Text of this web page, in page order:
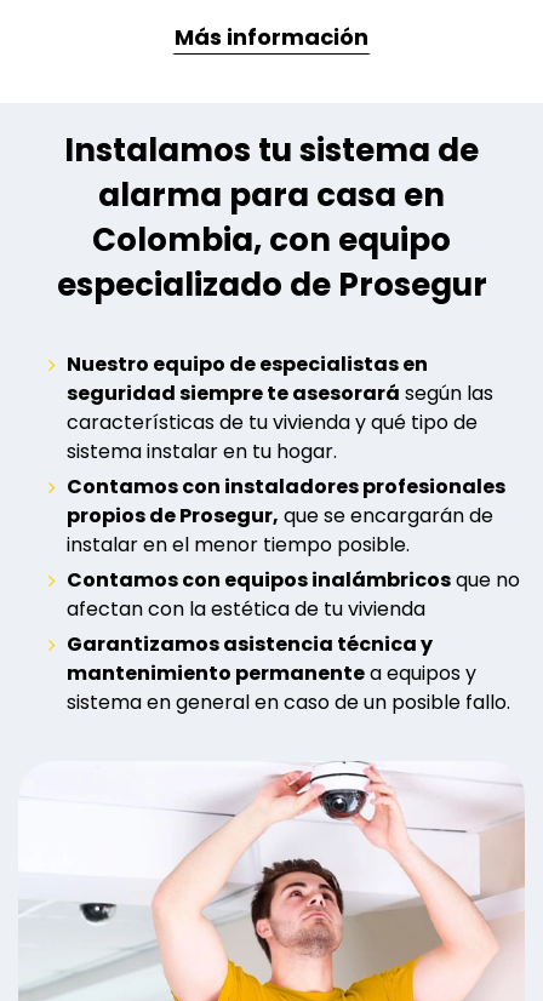
Más información
Instalamos tu sistema de
alarma para casa en
Colombia, con equipo
especializado de Prosegur
Nuestro equipo de especialistas en
seguridad siempre te asesorará según las
características de tu vivienda y qué tipo de
sistema instalar en tu hogar.
Contamos con instaladores profesionales
propios de Prosegur, que se encargarán de
instalar en el menor tiempo posible.
Contamos con equipos inalámbricosque no
afectan con la estética de tu vivienda
Garantizamos asistencia técnica y
mantenimiento permanentea equipos y
sistema en general en caso de un posible fallo.